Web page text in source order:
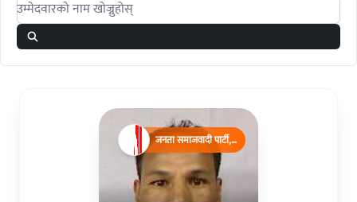
जनता समाजवादी पार्टी,
नेपाल